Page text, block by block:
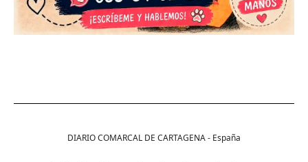
DIARIO COMARCAL DE CARTAGENA - España